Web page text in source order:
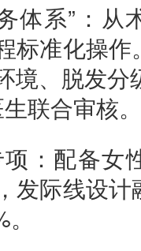
体系”：从
标准化操
境、脱发分
联合审核。
：配备女
发际线设